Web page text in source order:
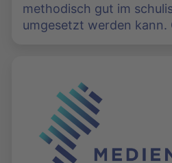
methodisch gut im
umgesetzt werden kann.